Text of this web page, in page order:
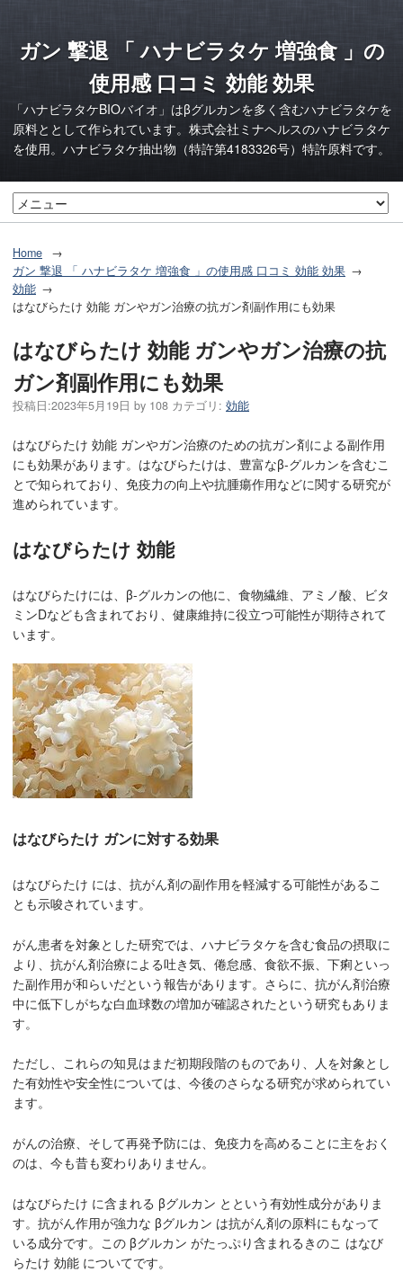
ガン 撃退 「 ハナビラタケ 増強食 」の
使用感 口コミ 効能 効果
「ハナビラタケBIOバイオ」はβグルカンを多く含むハナビラタケを
原料ととして作られています。株式会社ミナヘルスのハナビラタケ
を使用。ハナビラタケ抽出物（特許第4183326号）特許原料です。
Home
ガン 撃退 「 ハナビラタケ 増強食 」の使用感 口コミ 効能 効果
効能
はなびらたけ 効能 ガンやガン治療の抗ガン剤副作用にも効果
はなびらたけ 効能 ガンやガン治療の抗
ガン剤副作用にも効果
投稿日:2023年5月19日 by 108 カテゴリ: 効能
はなびらたけ 効能 ガンやガン治療のための抗ガン剤による副作用
にも効果があります。はなびらたけは、豊富なβ-グルカンを含むこ
とで知られており、免疫力の向上や抗腫瘍作用などに関する研究が
進められています。
はなびらたけ 効能
はなびらたけには、β-グルカンの他に、食物繊維、アミノ酸、ビタ
ミンDなども含まれており、健康維持に役立つ可能性が期待されて
います。
はなびらたけ ガンに対する効果
はなびらたけ には、抗がん剤の副作用を軽減する可能性があるこ
とも示唆されています。
がん患者を対象とした研究では、ハナビラタケを含む食品の摂取に
より、抗がん剤治療による吐き気、倦怠感、食欲不振、下痢といっ
た副作用が和らいだという報告があります。さらに、抗がん剤治療
中に低下しがちな白血球数の増加が確認されたという研究もありま
す。
ただし、これらの知見はまだ初期段階のものであり、人を対象とし
た有効性や安全性については、今後のさらなる研究が求められてい
ます。
がんの治療、そして再発予防には、免疫力を高めることに主をおく
のは、今も昔も変わりありません。
はなびらたけ に含まれる βグルカン とという有効性成分がありま
す。抗がん作用が強力な βグルカン は抗がん剤の原料にもなって
いる成分です。この βグルカン がたっぷり含まれるきのこ はなび
らたけ 効能 についてです。